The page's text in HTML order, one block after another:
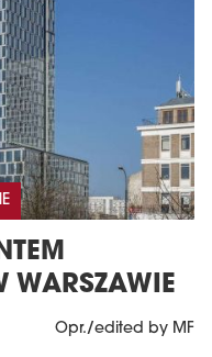
WARSZAWIE
Opr./edited by MF